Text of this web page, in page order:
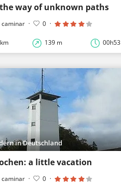
way of unknown paths
caminar · 0 ·
139 m 00h53
in Deutschland
a little vacation
caminar · 0 ·